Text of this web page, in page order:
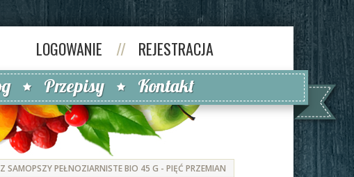
LOGOWANIE // REJESTRACJA
Przepisy Kontakt
SAMOPSZY PEŁNOZIARNISTE BIO 45 G - PIĘĆ PRZEMIAN